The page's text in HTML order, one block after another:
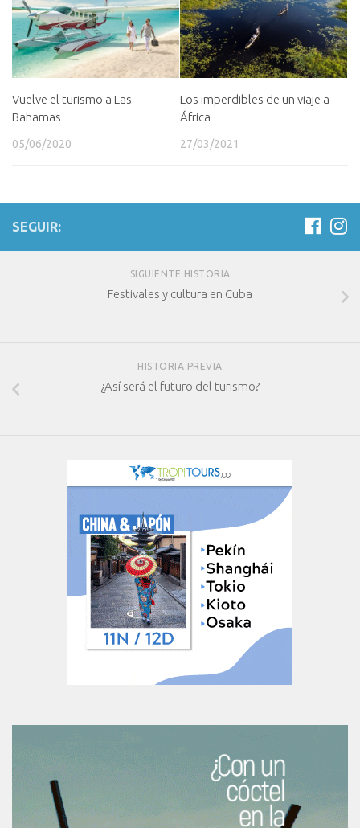
Vuelve el turismo a Las
Bahamas
05/06/2020
Los imperdibles de un viaje a
África
27/03/2021
SEGUIR:
SIGUIENTE HISTORIA
Festivales y cultura en Cuba
HISTORIA PREVIA
¿Así será el futuro del turismo?